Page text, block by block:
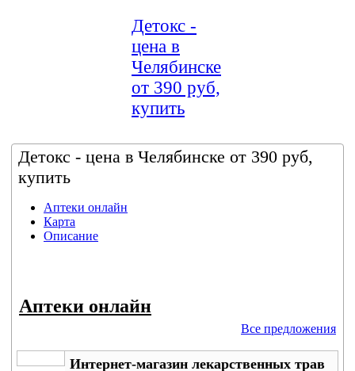
Детокс -
цена в
Челябинске
от 390 руб,
купить
Детокс - цена в Челябинске от 390 руб,
купить
Аптеки онлайн
Карта
Описание
Аптеки онлайн
Все предложения
Интернет-магазин лекарственных трав